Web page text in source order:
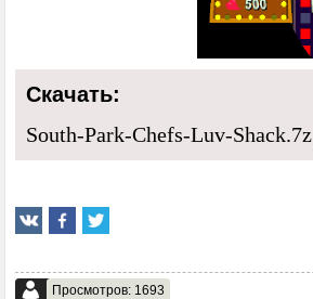
Скачать:
South-Park-Chefs-Luv-Shack.7z
Просмотров: 1693